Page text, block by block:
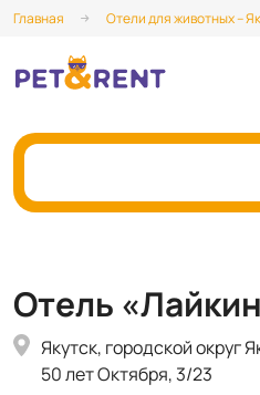
Главная Отели для животных –
Отель
Якутск, городской округ
50 лет Октября, 3/23